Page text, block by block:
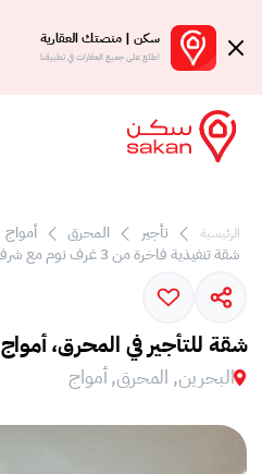
سكن | منصتك العقارية
اطلع على جميع العقارات في تطبيقنا
بالعمولة
الرئيسية تأجير المحرق
أمواج
شقة تنفيذية فاخرة من 3 غرف نوم مع شرفات للإيجار في جزيرة أمواج.
شقة للتأجير في المحرق، أمواج
البحرين, المحرق, أمواج